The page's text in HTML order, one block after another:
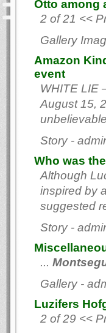
Otto among
2 of 21 <<
Gallery
Amazon
event
WHITE LIE
August 15,
Story -
Who was
Although
inspired by
suggested
Story -
...
Gallery -
Luzifers
2 of 29 <<